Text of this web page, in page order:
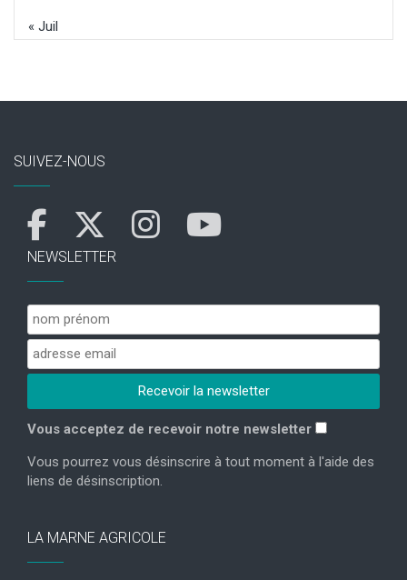
« Juil
SUIVEZ-NOUS
NEWSLETTER
Vous acceptez de recevoir notre newsletter
Vous pourrez vous désinscrire à tout moment à l'aide des
liens de désinscription.
LA MARNE AGRICOLE